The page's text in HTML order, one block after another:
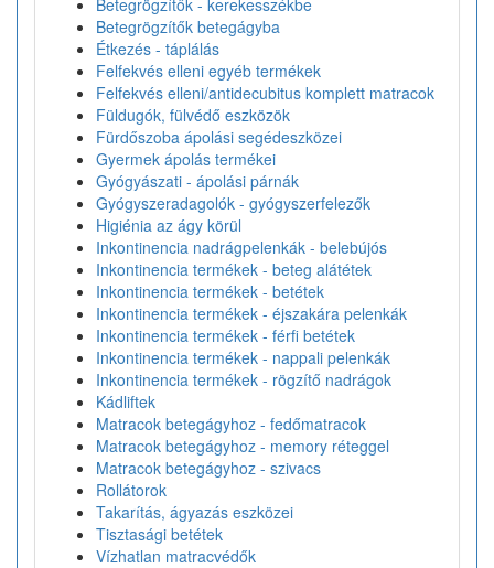
Betegrögzítők - kerekesszékbe
Betegrögzítők betegágyba
Étkezés - táplálás
Felfekvés elleni egyéb termékek
Felfekvés elleni/antidecubitus komplett matracok
Füldugók, fülvédő eszközök
Fürdőszoba ápolási segédeszközei
Gyermek ápolás termékei
Gyógyászati - ápolási párnák
Gyógyszeradagolók - gyógyszerfelezők
Higiénia az ágy körül
Inkontinencia nadrágpelenkák - belebújós
Inkontinencia termékek - beteg alátétek
Inkontinencia termékek - betétek
Inkontinencia termékek - éjszakára pelenkák
Inkontinencia termékek - férfi betétek
Inkontinencia termékek - nappali pelenkák
Inkontinencia termékek - rögzítő nadrágok
Kádliftek
Matracok betegágyhoz - fedőmatracok
Matracok betegágyhoz - memory réteggel
Matracok betegágyhoz - szivacs
Rollátorok
Takarítás, ágyazás eszközei
Tisztasági betétek
Vízhatlan matracvédők